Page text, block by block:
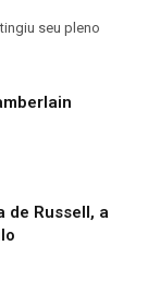
seu pleno
de Russell, a